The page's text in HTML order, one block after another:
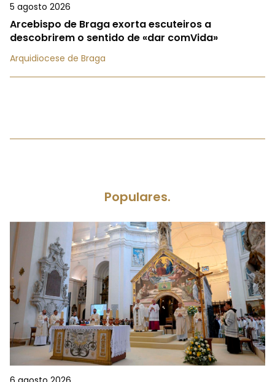
5 agosto 2026
Arcebispo de Braga exorta escuteiros a
descobrirem o sentido de «dar comVida»
Arquidiocese de Braga
Populares.